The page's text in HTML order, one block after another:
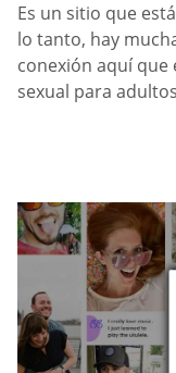
Es un sitio que
lo tanto, hay
conexión aquí que
sexual para